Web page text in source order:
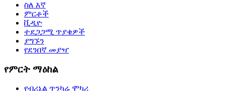
ስለ እኛ
ምርቶች
ቪዲዮ
ተደጋጋሚ ጥያቄዎች
ያግኙን
የደንበኛ መያዣ
የምርት ማዕከል
የብሪኔል ጥንካሬ ሞካሪ